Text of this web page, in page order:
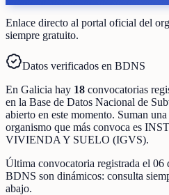
Enlace directo al portal oficial del
siempre gratuito.
Datos verificados en BDNS
En Galicia hay 18 convocatorias
en la Base de Datos Nacional de
abierto en este momento. Suman
organismo que más convoca es
VIVIENDA Y SUELO (IGVS).
Última convocatoria registrada el 06
BDNS son dinámicos: consulta
abajo.